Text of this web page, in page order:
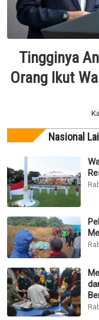
Ramah
di
Gubernur
Pusat
Nasional